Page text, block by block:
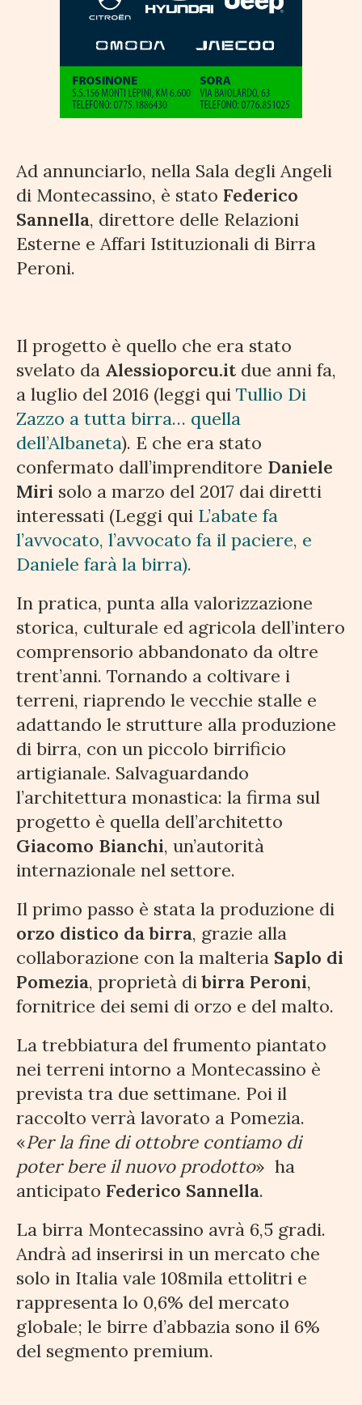
Ad annunciarlo, nella Sala degli Angeli
di Montecassino, è stato Federico
Sannella, direttore delle Relazioni
Esterne e Affari Istituzionali di Birra
Peroni.
Il progetto è quello che era stato
svelato da Alessioporcu.it due anni fa,
a luglio del 2016 (leggi qui Tullio Di
Zazzo a tutta birra… quella
dell’Albaneta). E che era stato
confermato dall’imprenditore Daniele
Miri solo a marzo del 2017 dai diretti
interessati (Leggi qui L’abate fa
l’avvocato, l’avvocato fa il paciere, e
Daniele farà la birra).
In pratica, punta alla valorizzazione
storica, culturale ed agricola dell’intero
comprensorio abbandonato da oltre
trent’anni. Tornando a coltivare i
terreni, riaprendo le vecchie stalle e
adattando le strutture alla produzione
di birra, con un piccolo birrificio
artigianale. Salvaguardando
l’architettura monastica: la firma sul
progetto è quella dell’architetto
Giacomo Bianchi, un’autorità
internazionale nel settore.
Il primo passo è stata la produzione di
orzo distico da birra, grazie alla
collaborazione con la malteria Saplo di
Pomezia, proprietà dibirra Peroni,
fornitrice dei semi di orzo e del malto.
La trebbiatura del frumento piantato
nei terreni intorno a Montecassino è
prevista tra due settimane. Poi il
raccolto verrà lavorato a Pomezia.
«Per la fine di ottobre contiamo di
poter bere il nuovo prodotto» ha
anticipato Federico Sannella.
La birra Montecassino avrà 6,5 gradi.
Andrà ad inserirsi in un mercato che
solo in Italia vale 108mila ettolitri e
rappresenta lo 0,6% del mercato
globale; le birre d’abbazia sono il 6%
del segmento premium.